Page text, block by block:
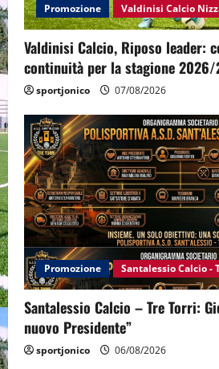
Promozione Valdinisi Calcio
Valdinisi Calcio, Riposo leader:
continuità per la stagione 2026/
sportjonico 07/08/2026
Promozione Santalessio Calcio -
Santalessio Calcio – Tre Torri:
nuovo Presidente”
sportjonico 06/08/2026